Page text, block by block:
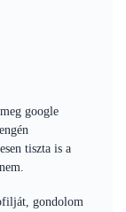
google
tiszta is a
gondolom